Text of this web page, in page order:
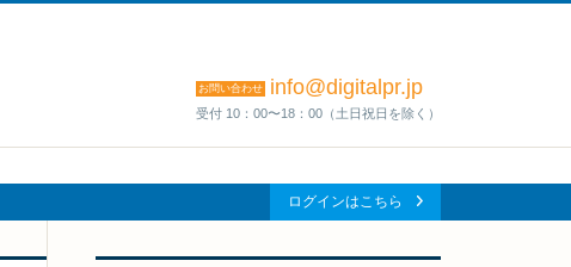
お問い合わせ info@digitalpr.jp
受付 10：00〜18：00（土日祝日を除く）
ログインはこちら